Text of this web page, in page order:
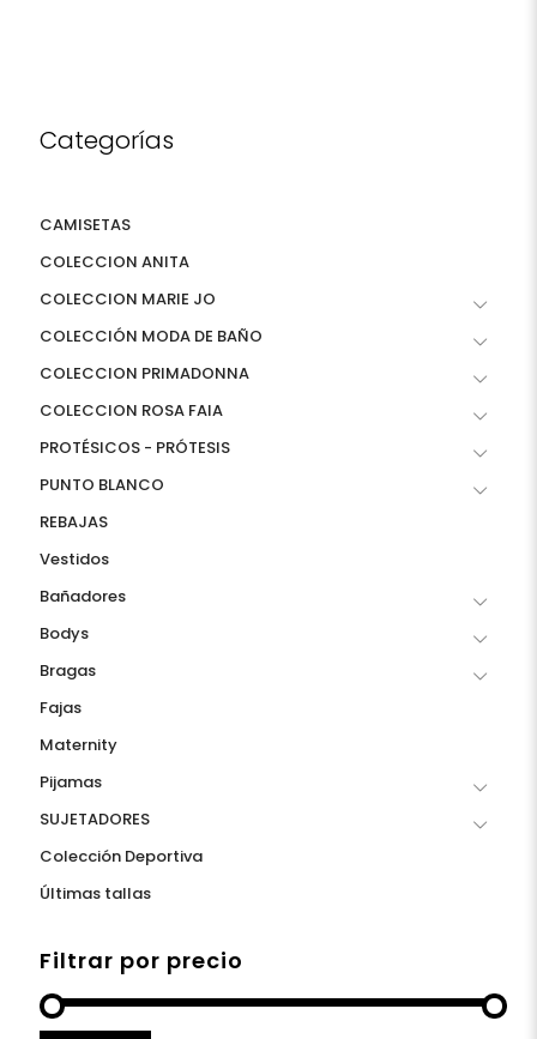
Categorías
CAMISETAS
COLECCION ANITA
COLECCION MARIE JO
COLECCIÓN MODA DE BAÑO
COLECCION PRIMADONNA
COLECCION ROSA FAIA
PROTÉSICOS - PRÓTESIS
PUNTO BLANCO
REBAJAS
Vestidos
Bañadores
Bodys
Bragas
Fajas
Maternity
Pijamas
SUJETADORES
Colección Deportiva
Últimas tallas
Filtrar por precio